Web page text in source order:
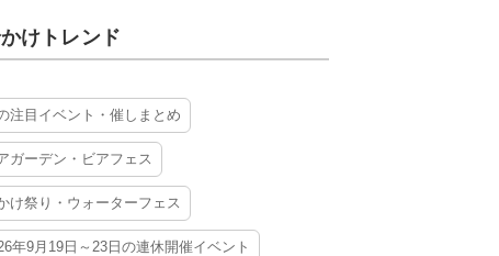
けトレンド
注目イベント・催しまとめ
ガーデン・ビアフェス
け祭り・ウォーターフェス
年9月19日～23日の連休開催イベント